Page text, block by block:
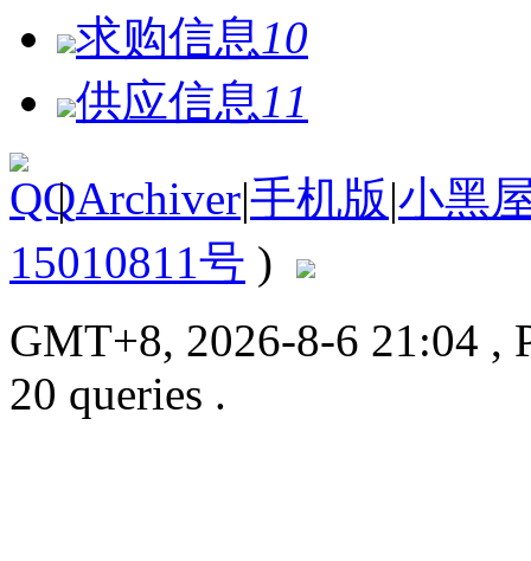
求购信息 10
供应信息 11
| Archiver|手机版|小黑
15010811号 )
GMT+8, 2026-8-6 21:04 ,
20 queries .